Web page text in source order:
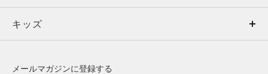
キッズ
ボトムス
トップス
キッズ
メールマガジンに登録する